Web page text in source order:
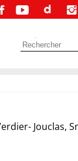
Jouclas,